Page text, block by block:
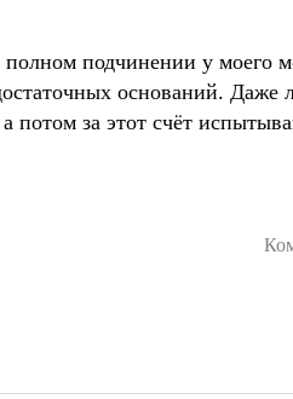
подчинении у моего
оснований. Даже
потом за этот счёт